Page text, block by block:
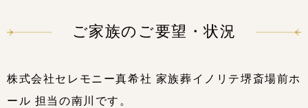
ご家族のご要望・状況
株式会社セレモニー真希社 家族葬イノリテ堺斎場前ホ
ール 担当の南川です。